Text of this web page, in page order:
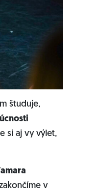
študuje,
si aj vy výlet,
v